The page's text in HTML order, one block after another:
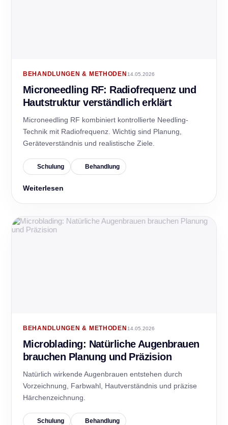
BEHANDLUNGEN & METHODEN 14.05.2026
Microneedling RF: Radiofrequenz und
Hautstruktur verständlich erklärt
Microneedling RF kombiniert kontrollierte Needling-
Technik mit Radiofrequenz. Wichtig sind Planung,
Geräteverständnis und realistische Ziele.
Schulung Behandlung
Weiterlesen
BEHANDLUNGEN & METHODEN 14.05.2026
Microblading: Natürliche Augenbrauen
brauchen Planung und Präzision
Natürlich wirkende Augenbrauen entstehen durch
Vorzeichnung, Farbwahl, Hautverständnis und präzise
Härchenzeichnung.
Schulung Behandlung